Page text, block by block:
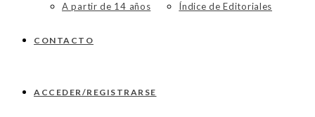
A partir de 14 años
Índice de Editoriales
CONTACTO
ACCEDER/REGISTRARSE